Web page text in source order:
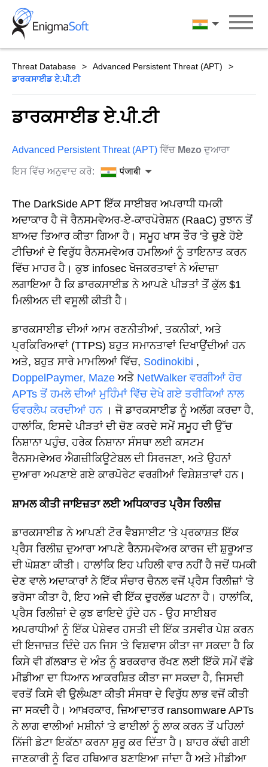
Skip
content
पंजाबी
Threat Database
Advanced Persistent Threat (APT)
ਡਾਰਕਸਾਈਡ ਏ.ਪੀ.ਟੀ
ਡਾਰਕਸਾਈਡ ਏ.ਪੀ.ਟੀ
Advanced Persistent Threat (APT) ਵਿੱਚ Mezo ਦੁਆਰਾ
ਇਸ ਵਿੱਚ ਅਨੁਵਾਦ ਕਰੋ: पंजाबी
The DarkSide APT ਇੱਕ ਸਾਈਬਰ ਅਪਰਾਧੀ ਧਮਕੀ
ਅਦਾਕਾਰ ਹੈ ਜੋ ਰੈਨਸਮਵੇਅਰ-ਏ-ਕਾਰਪੋਰੇਸ਼ਨ (RaaC) ਰੁਝਾਨ ਤੋਂ
ਬਾਅਦ ਤਿਆਰ ਕੀਤਾ ਗਿਆ ਹੈ। ਸਮੂਹ ਖਾਸ ਤੌਰ 'ਤੇ ਚੁਣੇ ਹੋਏ
ਟੀਚਿਆਂ ਦੇ ਵਿਰੁੱਧ ਰੈਨਸਮਵੇਅਰ ਹਮਲਿਆਂ ਨੂੰ ਤਾਇਨਾਤ ਕਰਨ
ਵਿੱਚ ਮਾਹਰ ਹੈ। ਕੁਝ infosec ਖੋਜਕਰਤਾਵਾਂ ਨੇ ਅੰਦਾਜ਼ਾ
ਲਗਾਇਆ ਹੈ ਕਿ ਡਾਰਕਸਾਈਡ ਨੇ ਆਪਣੇ ਪੀੜਤਾਂ ਤੋਂ ਕੁੱਲ $1
ਮਿਲੀਅਨ ਦੀ ਵਸੂਲੀ ਕੀਤੀ ਹੈ।
ਡਾਰਕਸਾਈਡ ਦੀਆਂ ਆਮ ਰਣਨੀਤੀਆਂ, ਤਕਨੀਕਾਂ, ਅਤੇ
ਪ੍ਰਕਿਰਿਆਵਾਂ (TTPS) ਬਹੁਤ ਸਮਾਨਤਾਵਾਂ ਦਿਖਾਉਂਦੀਆਂ ਹਨ
ਅਤੇ, ਬਹੁਤ ਸਾਰੇ ਮਾਮਲਿਆਂ ਵਿੱਚ, Sodinokibi ,
DoppelPaymer, Maze ਅਤੇ NetWalker ਵਰਗੀਆਂ ਹੋਰ
APTs ਤੋਂ ਹਮਲੇ ਦੀਆਂ ਮੁਹਿੰਮਾਂ ਵਿੱਚ ਦੇਖੇ ਗਏ ਤਰੀਕਿਆਂ ਨਾਲ
ਓਵਰਲੈਪ ਕਰਦੀਆਂ ਹਨ। ਜੋ ਡਾਰਕਸਾਈਡ ਨੂੰ ਅਲੱਗ ਕਰਦਾ ਹੈ,
ਹਾਲਾਂਕਿ, ਇਸਦੇ ਪੀੜਤਾਂ ਦੀ ਚੋਣ ਕਰਦੇ ਸਮੇਂ ਸਮੂਹ ਦੀ ਉੱਚ
ਨਿਸ਼ਾਨਾ ਪਹੁੰਚ, ਹਰੇਕ ਨਿਸ਼ਾਨਾ ਸੰਸਥਾ ਲਈ ਕਸਟਮ
ਰੈਨਸਮਵੇਅਰ ਐਗਜ਼ੀਕਿਊਟੇਬਲ ਦੀ ਸਿਰਜਣਾ, ਅਤੇ ਉਹਨਾਂ
ਦੁਆਰਾ ਅਪਣਾਏ ਗਏ ਕਾਰਪੋਰੇਟ ਵਰਗੀਆਂ ਵਿਸ਼ੇਸ਼ਤਾਵਾਂ ਹਨ।
ਸ਼ਾਮਲ ਕੀਤੀ ਜਾਇਜ਼ਤਾ ਲਈ ਅਧਿਕਾਰਤ ਪ੍ਰੈਸ ਰਿਲੀਜ਼
ਡਾਰਕਸਾਈਡ ਨੇ ਆਪਣੀ ਟੋਰ ਵੈਬਸਾਈਟ 'ਤੇ ਪ੍ਰਕਾਸ਼ਤ ਇੱਕ
ਪ੍ਰੈਸ ਰਿਲੀਜ਼ ਦੁਆਰਾ ਆਪਣੇ ਰੈਨਸਮਵੇਅਰ ਕਾਰਜ ਦੀ ਸ਼ੁਰੂਆਤ
ਦੀ ਘੋਸ਼ਣਾ ਕੀਤੀ। ਹਾਲਾਂਕਿ ਇਹ ਪਹਿਲੀ ਵਾਰ ਨਹੀਂ ਹੈ ਜਦੋਂ ਧਮਕੀ
ਦੇਣ ਵਾਲੇ ਅਦਾਕਾਰਾਂ ਨੇ ਇੱਕ ਸੰਚਾਰ ਚੈਨਲ ਵਜੋਂ ਪ੍ਰੈਸ ਰਿਲੀਜ਼ਾਂ 'ਤੇ
ਭਰੋਸਾ ਕੀਤਾ ਹੈ, ਇਹ ਅਜੇ ਵੀ ਇੱਕ ਦੁਰਲੱਭ ਘਟਨਾ ਹੈ। ਹਾਲਾਂਕਿ,
ਪ੍ਰੈਸ ਰਿਲੀਜ਼ਾਂ ਦੇ ਕੁਝ ਫਾਇਦੇ ਹੁੰਦੇ ਹਨ - ਉਹ ਸਾਈਬਰ
ਅਪਰਾਧੀਆਂ ਨੂੰ ਇੱਕ ਪੇਸ਼ੇਵਰ ਹਸਤੀ ਦੀ ਇੱਕ ਤਸਵੀਰ ਪੇਸ਼ ਕਰਨ
ਦੀ ਇਜਾਜ਼ਤ ਦਿੰਦੇ ਹਨ ਜਿਸ 'ਤੇ ਵਿਸ਼ਵਾਸ ਕੀਤਾ ਜਾ ਸਕਦਾ ਹੈ ਕਿ
ਕਿਸੇ ਵੀ ਗੱਲਬਾਤ ਦੇ ਅੰਤ ਨੂੰ ਬਰਕਰਾਰ ਰੱਖਣ ਲਈ ਇੱਕੋ ਸਮੇਂ ਵੱਡੇ
ਮੀਡੀਆ ਦਾ ਧਿਆਨ ਆਕਰਸ਼ਿਤ ਕੀਤਾ ਜਾ ਸਕਦਾ ਹੈ, ਜਿਸਦੀ
ਵਰਤੋਂ ਕਿਸੇ ਵੀ ਉਲੰਘਣਾ ਕੀਤੀ ਸੰਸਥਾ ਦੇ ਵਿਰੁੱਧ ਲਾਭ ਵਜੋਂ ਕੀਤੀ
ਜਾ ਸਕਦੀ ਹੈ। ਆਖ਼ਰਕਾਰ, ਜ਼ਿਆਦਾਤਰ ransomware APTs
ਨੇ ਲਾਗ ਵਾਲੀਆਂ ਮਸ਼ੀਨਾਂ 'ਤੇ ਫਾਈਲਾਂ ਨੂੰ ਲਾਕ ਕਰਨ ਤੋਂ ਪਹਿਲਾਂ
ਨਿੱਜੀ ਡੇਟਾ ਇਕੱਠਾ ਕਰਨਾ ਸ਼ੁਰੂ ਕਰ ਦਿੱਤਾ ਹੈ। ਬਾਹਰ ਕੱਢੀ ਗਈ
ਜਾਣਕਾਰੀ ਨੂੰ ਫਿਰ ਹਥਿਆਰ ਬਣਾਇਆ ਜਾਂਦਾ ਹੈ ਅਤੇ ਮੀਡੀਆ